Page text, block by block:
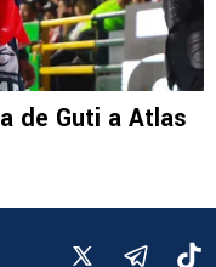
de Guti a Atlas